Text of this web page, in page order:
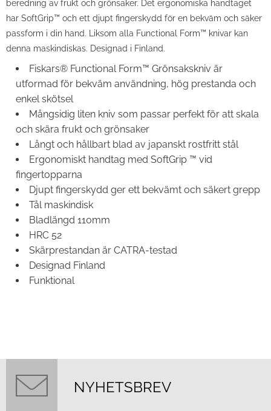
beredning av frukt och grönsaker. Det ergonomiska handtaget
har SoftGrip™ och ett djupt fingerskydd för en bekväm och säker
passform i din hand. Liksom alla Functional Form™ knivar kan
denna maskindiskas. Designad i Finland.
Fiskars® Functional Form™ Grönsakskniv är
utformad för bekväm användning, hög prestanda och
enkel skötsel
Mångsidig liten kniv som passar perfekt för att skala
och skära frukt och grönsaker
Långt och hållbart blad av japanskt rostfritt stål
Ergonomiskt handtag med SoftGrip ™ vid
fingertopparna
Djupt fingerskydd ger ett bekvämt och säkert grepp
Tål maskindisk
Bladlängd 110mm
HRC 52
Skärprestandan är CATRA-testad
Designad Finland
Funktional
NYHETSBREV